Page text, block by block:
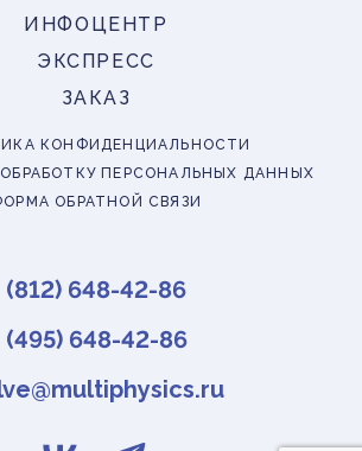
ИНФОЦЕНТР
ЭКСПРЕСС
ЗАКАЗ
КОНФИДЕНЦИАЛЬНОСТИ
ПЕРСОНАЛЬНЫХ ДАННЫХ
ОБРАТНОЙ СВЯЗИ
(812) 648-42-86
(495) 648-42-86